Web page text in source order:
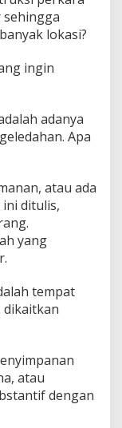
sehingga
lokasi?
ingin
adanya
Apa
atau ada
ditulis,
yang
tempat
dikaitkan
atau
dengan